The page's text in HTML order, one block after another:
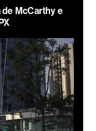
de McCarthy e